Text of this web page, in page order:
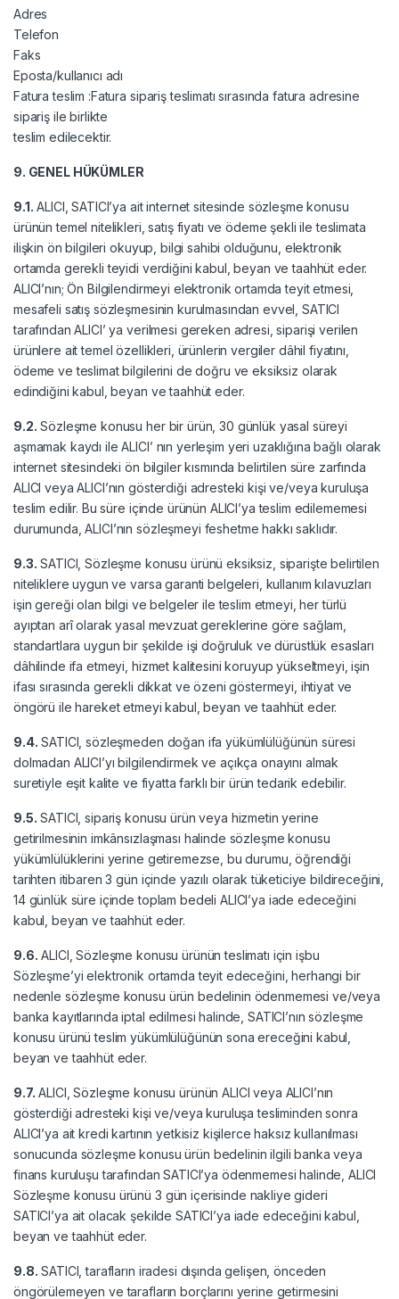
Adres
Telefon
Faks
Eposta/kullanıcı adı
Fatura teslim :Fatura sipariş teslimatı sırasında fatura adresine
sipariş ile birlikte
teslim edilecektir.
9. GENEL HÜKÜMLER
9.1. ALICI, SATICI’ya ait internet sitesinde sözleşme konusu
ürünün temel nitelikleri, satış fiyatı ve ödeme şekli ile teslimata
ilişkin ön bilgileri okuyup, bilgi sahibi olduğunu, elektronik
ortamda gerekli teyidi verdiğini kabul, beyan ve taahhüt eder.
ALICI’nın; Ön Bilgilendirmeyi elektronik ortamda teyit etmesi,
mesafeli satış sözleşmesinin kurulmasından evvel, SATICI
tarafından ALICI’ ya verilmesi gereken adresi, siparişi verilen
ürünlere ait temel özellikleri, ürünlerin vergiler dâhil fiyatını,
ödeme ve teslimat bilgilerini de doğru ve eksiksiz olarak
edindiğini kabul, beyan ve taahhüt eder.
9.2. Sözleşme konusu her bir ürün, 30 günlük yasal süreyi
aşmamak kaydı ile ALICI’ nın yerleşim yeri uzaklığına bağlı olarak
internet sitesindeki ön bilgiler kısmında belirtilen süre zarfında
ALICI veya ALICI’nın gösterdiği adresteki kişi ve/veya kuruluşa
teslim edilir. Bu süre içinde ürünün ALICI’ya teslim edilememesi
durumunda, ALICI’nın sözleşmeyi feshetme hakkı saklıdır.
9.3. SATICI, Sözleşme konusu ürünü eksiksiz, siparişte belirtilen
niteliklere uygun ve varsa garanti belgeleri, kullanım kılavuzları
işin gereği olan bilgi ve belgeler ile teslim etmeyi, her türlü
ayıptan arî olarak yasal mevzuat gereklerine göre sağlam,
standartlara uygun bir şekilde işi doğruluk ve dürüstlük esasları
dâhilinde ifa etmeyi, hizmet kalitesini koruyup yükseltmeyi, işin
ifası sırasında gerekli dikkat ve özeni göstermeyi, ihtiyat ve
öngörü ile hareket etmeyi kabul, beyan ve taahhüt eder.
9.4. SATICI, sözleşmeden doğan ifa yükümlülüğünün süresi
dolmadan ALICI’yı bilgilendirmek ve açıkça onayını almak
suretiyle eşit kalite ve fiyatta farklı bir ürün tedarik edebilir.
9.5. SATICI, sipariş konusu ürün veya hizmetin yerine
getirilmesinin imkânsızlaşması halinde sözleşme konusu
yükümlülüklerini yerine getiremezse, bu durumu, öğrendiği
tarihten itibaren 3 gün içinde yazılı olarak tüketiciye bildireceğini,
14 günlük süre içinde toplam bedeli ALICI’ya iade edeceğini
kabul, beyan ve taahhüt eder.
9.6. ALICI, Sözleşme konusu ürünün teslimatı için işbu
Sözleşme’yi elektronik ortamda teyit edeceğini, herhangi bir
nedenle sözleşme konusu ürün bedelinin ödenmemesi ve/veya
banka kayıtlarında iptal edilmesi halinde, SATICI’nın sözleşme
konusu ürünü teslim yükümlülüğünün sona ereceğini kabul,
beyan ve taahhüt eder.
9.7. ALICI, Sözleşme konusu ürünün ALICI veya ALICI’nın
gösterdiği adresteki kişi ve/veya kuruluşa tesliminden sonra
ALICI’ya ait kredi kartının yetkisiz kişilerce haksız kullanılması
sonucunda sözleşme konusu ürün bedelinin ilgili banka veya
finans kuruluşu tarafından SATICI’ya ödenmemesi halinde, ALICI
Sözleşme konusu ürünü 3 gün içerisinde nakliye gideri
SATICI’ya ait olacak şekilde SATICI’ya iade edeceğini kabul,
beyan ve taahhüt eder.
9.8. SATICI, tarafların iradesi dışında gelişen, önceden
öngörülemeyen ve tarafların borçlarını yerine getirmesini